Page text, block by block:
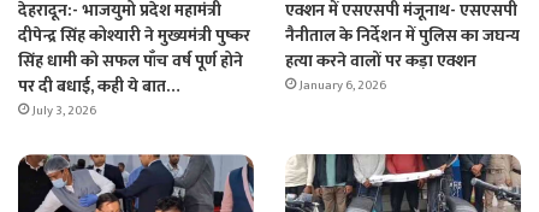
देहरादून:- भाजयुमो प्रदेश महामंत्री
दीपेन्द्र सिंह कोश्यारी ने मुख्यमंत्री पुष्कर
सिंह धामी को सफल पाँच वर्ष पूर्ण होने
पर दी बधाई, कही ये बात…
July 3, 2026
एक्शन में एसएसपी मंजूनाथ- एसएसपी
नैनीताल के निर्देशन में पुलिस का जघन्य
हत्या करने वालों पर कड़ा एक्शन
January 6, 2026